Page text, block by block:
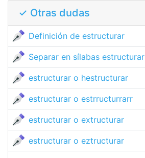
✓ Otras dudas
Definición de estructurar
Separar en sílabas estructurar
estructurar o hestructurar
estructurar o estrructurrarr
estructurar o extructurar
estructurar o eztructurar